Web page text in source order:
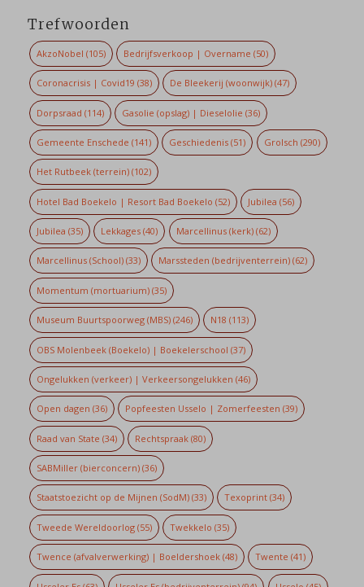
Trefwoorden
AkzoNobel (105) Bedrijfsverkoop | Overname (50)
Coronacrisis | Covid19 (38) De Bleekerij (woonwijk) (47)
Dorpsraad (114) Gasolie (opslag) | Dieselolie (36)
Gemeente Enschede (141) Geschiedenis (51) Grolsch (290)
Het Rutbeek (terrein)(102)
Hotel Bad Boekelo | Resort Bad Boekelo (52) Jubilea (56)
Jubilea (35) Lekkages (40) Marcellinus (kerk)(62)
Marcellinus (School)(33) Marssteden (bedrijventerrein) (62)
Momentum (mortuarium)(35)
Museum Buurtspoorweg (MBS)(246) N18 (113)
OBS Molenbeek (Boekelo) | Boekelerschool (37)
Ongelukken (verkeer) | Verkeersongelukken (46)
Open dagen (36) Popfeesten Usselo | Zomerfeesten (39)
Raad van State (34) Rechtspraak (80)
SABMiller (bierconcern)(36)
Staatstoezicht op de Mijnen (SodM)(33) Texoprint (34)
Tweede Wereldoorlog(55) Twekkelo (35)
Twence (afvalverwerking) | Boeldershoek(48) Twente (41)